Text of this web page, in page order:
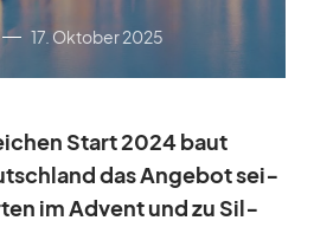
17. Oktober 2025
Start 2024 baut
das An­ge­bot sei­
im Ad­vent und zu Sil­